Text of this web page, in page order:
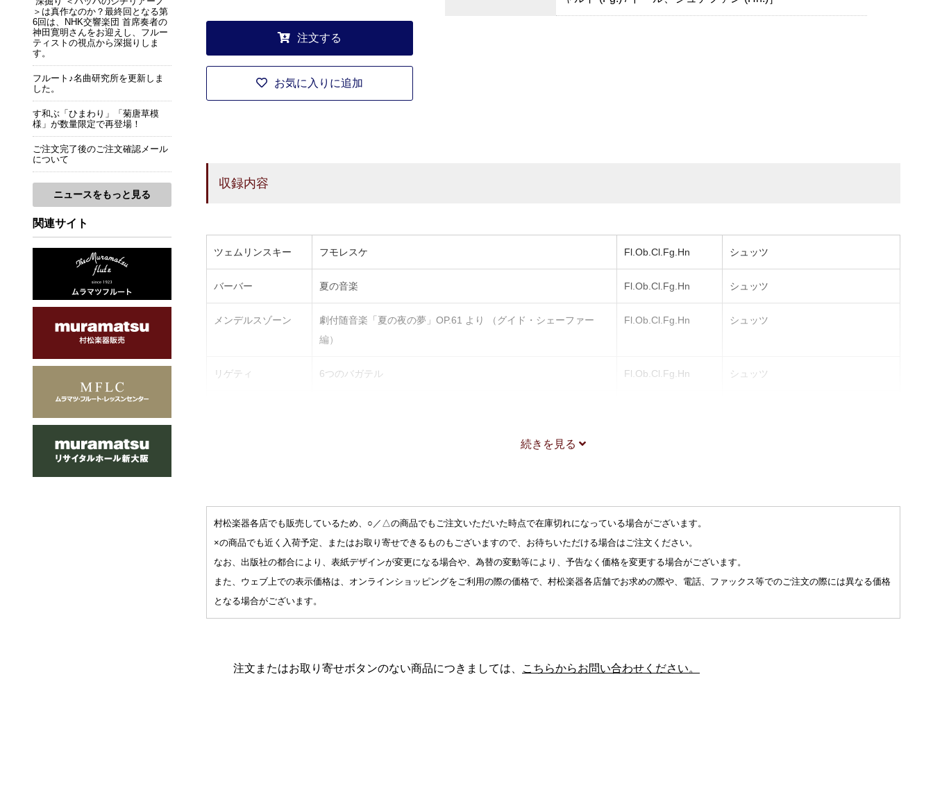
注文する
お気に入りに追加
収録内容
ツェムリンスキー フモレスケ Fl.Ob.Cl.Fg.Hn シュッツ
バーバー 夏の音楽 Fl.Ob.Cl.Fg.Hn シュッツ
メンデルスゾーン
劇付随音楽「夏の夜の夢」OP.61 より （グイド・シェーファー
編）
Fl.Ob.Cl.Fg.Hn シュッツ
リゲティ 6つのバガテル Fl.Ob.Cl.Fg.Hn シュッツ
続きを見る
村松楽器各店でも販売しているため、○／△の商品でもご注文いただいた時点で在庫切れになっている場合がございます。
×の商品でも近く入荷予定、またはお取り寄せできるものもございますので、お待ちいただける場合はご注文ください。
なお、出版社の都合により、表紙デザインが変更になる場合や、為替の変動等により、予告なく価格を変更する場合がございます。
また、ウェブ上での表示価格は、オンラインショッピングをご利用の際の価格で、村松楽器各店舗でお求めの際や、電話、ファックス等でのご注文の際には異なる価格
となる場合がございます。
＞は真作なのか？最終回となる第
6回は、NHK交響楽団 首席奏者の
神田寛明さんをお迎えし、フルー
ティストの視点から深掘りしま
す。
フルート♪名曲研究所を更新しま
した。
す和ぶ「ひまわり」「菊唐草模
様」が数量限定で再登場！
ご注文完了後のご注文確認メール
について
ニュースをもっと見る
関連サイト
注文またはお取り寄せボタンのない商品につきましては、 こちらからお問い合わせください。